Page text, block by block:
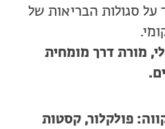
על סגולות הבריאות של
מורת דרך מומחית
התקווה: פולקלור, קסטות